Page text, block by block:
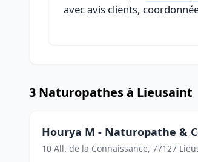
avec avis clients,
3 Naturopathes à Lieusaint
Hourya M - Naturopathe &
10 All. de la Connaissance, 77127